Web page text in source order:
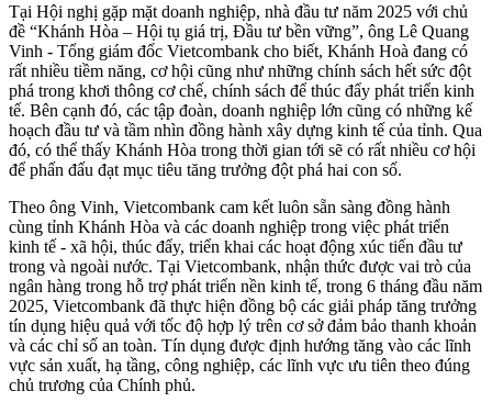
Tại Hội nghị gặp mặt doanh nghiệp, nhà đầu tư năm 2025 với chủ
đề “Khánh Hòa – Hội tụ giá trị, Đầu tư bền vững”, ông Lê Quang
Vinh - Tổng giám đốc Vietcombank cho biết, Khánh Hoà đang có
rất nhiều tiềm năng, cơ hội cũng như những chính sách hết sức đột
phá trong khơi thông cơ chế, chính sách để thúc đẩy phát triển kinh
tế. Bên cạnh đó, các tập đoàn, doanh nghiệp lớn cũng có những kế
hoạch đầu tư và tầm nhìn đồng hành xây dựng kinh tế của tỉnh. Qua
đó, có thể thấy Khánh Hòa trong thời gian tới sẽ có rất nhiều cơ hội
để phấn đấu đạt mục tiêu tăng trưởng đột phá hai con số.
Theo ông Vinh, Vietcombank cam kết luôn sẵn sàng đồng hành
cùng tỉnh Khánh Hòa và các doanh nghiệp trong việc phát triển
kinh tế - xã hội, thúc đẩy, triển khai các hoạt động xúc tiến đầu tư
trong và ngoài nước. Tại Vietcombank, nhận thức được vai trò của
ngân hàng trong hỗ trợ phát triển nền kinh tế, trong 6 tháng đầu năm
2025, Vietcombank đã thực hiện đồng bộ các giải pháp tăng trưởng
tín dụng hiệu quả với tốc độ hợp lý trên cơ sở đảm bảo thanh khoản
và các chỉ số an toàn. Tín dụng được định hướng tăng vào các lĩnh
vực sản xuất, hạ tầng, công nghiệp, các lĩnh vực ưu tiên theo đúng
chủ trương của Chính phủ.